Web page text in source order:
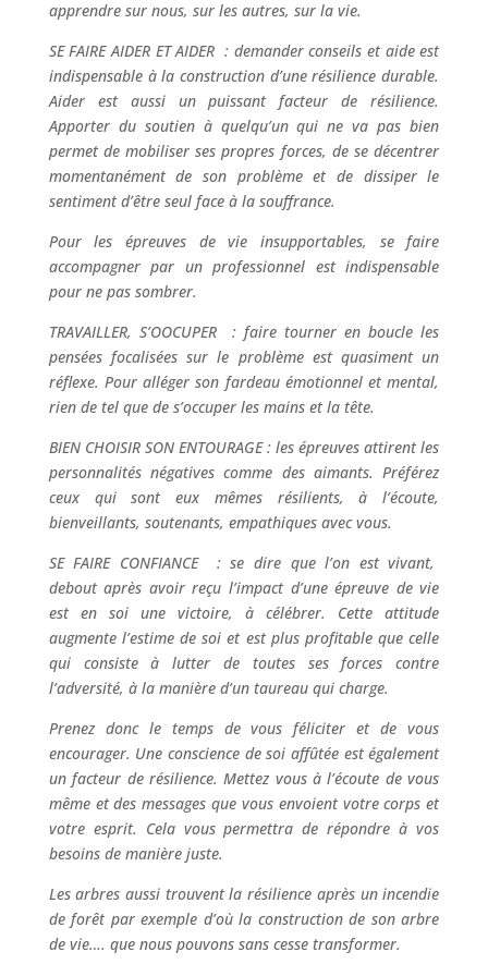
apprendre sur nous, sur les autres, sur la vie.
SE FAIRE AIDER ET AIDER : demander conseils et aide est
indispensable à la construction d’une résilience durable.
Aider est aussi un puissant facteur de résilience.
Apporter du soutien à quelqu’un qui ne va pas bien
permet de mobiliser ses propres forces, de se décentrer
momentanément de son problème et de dissiper le
sentiment d’être seul face à la souffrance.
Pour les épreuves de vie insupportables, se faire
accompagner par un professionnel est indispensable
pour ne pas sombrer.
TRAVAILLER, S’OOCUPER : faire tourner en boucle les
pensées focalisées sur le problème est quasiment un
réflexe. Pour alléger son fardeau émotionnel et mental,
rien de tel que de s’occuper les mains et la tête.
BIEN CHOISIR SON ENTOURAGE : les épreuves attirent les
personnalités négatives comme des aimants. Préférez
ceux qui sont eux mêmes résilients, à l’écoute,
bienveillants, soutenants, empathiques avec vous.
SE FAIRE CONFIANCE : se dire que l’on est vivant,
debout après avoir reçu l’impact d’une épreuve de vie
est en soi une victoire, à célébrer. Cette attitude
augmente l’estime de soi et est plus profitable que celle
qui consiste à lutter de toutes ses forces contre
l’adversité, à la manière d’un taureau qui charge.
Prenez donc le temps de vous féliciter et de vous
encourager. Une conscience de soi affûtée est également
un facteur de résilience. Mettez vous à l’écoute de vous
même et des messages que vous envoient votre corps et
votre esprit. Cela vous permettra de répondre à vos
besoins de manière juste.
Les arbres aussi trouvent la résilience après un incendie
de forêt par exemple d’où la construction de son arbre
de vie…. que nous pouvons sans cesse transformer.